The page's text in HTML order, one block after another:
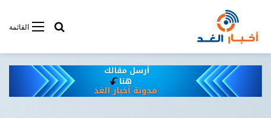
القائمةأبحت فى